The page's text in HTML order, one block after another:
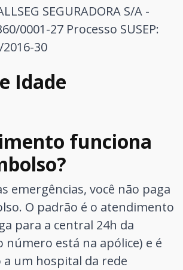
SEGURADORA S/A -
0001-27 Processo SUSEP:
2016-30
Idade
funciona
emergências, você não paga
O padrão é o atendimento
para a central 24h da
número está na apólice) e é
um hospital da rede